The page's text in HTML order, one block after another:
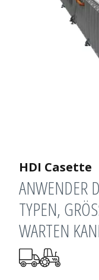
HDI Casette
ANWENDER
TYPEN,
ARTEN